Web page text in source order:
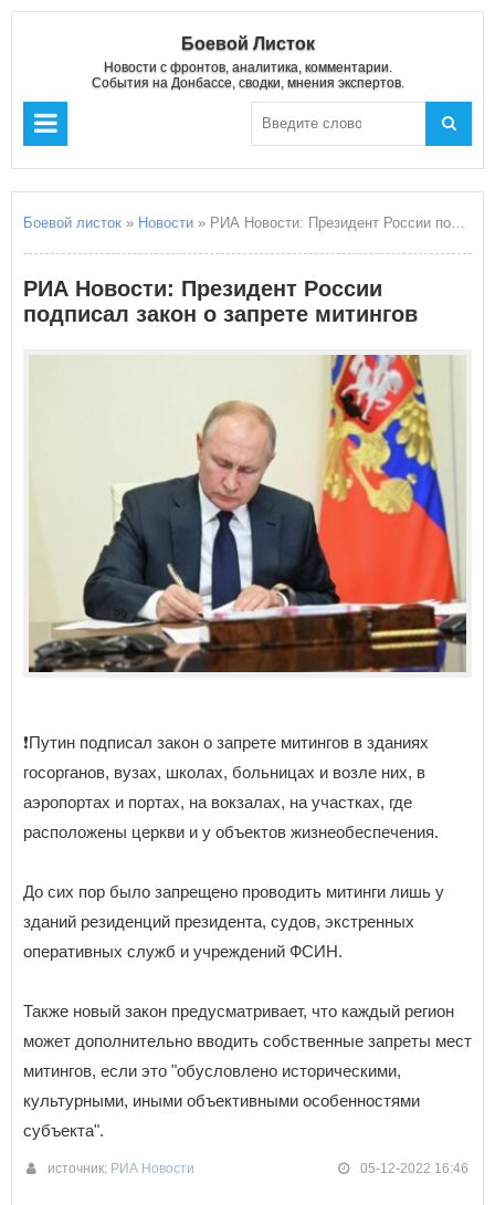
Боевой Листок
Новости с фронтов, аналитика, комментарии.
События на Донбассе, сводки, мнения экспертов.
Боевой листок » Новости » РИА Новости: Президент России подписал закон о запрете митингов
РИА Новости: Президент России
подписал закон о запрете митингов
❗️Путин подписал закон о запрете митингов в зданиях
госорганов, вузах, школах, больницах и возле них, в
аэропортах и портах, на вокзалах, на участках, где
расположены церкви и у объектов жизнеобеспечения.
До сих пор было запрещено проводить митинги лишь у
зданий резиденций президента, судов, экстренных
оперативных служб и учреждений ФСИН.
Также новый закон предусматривает, что каждый регион
может дополнительно вводить собственные запреты мест
митингов, если это "обусловлено историческими,
культурными, иными объективными особенностями
субъекта".
источник: РИА Новости 05-12-2022 16:46